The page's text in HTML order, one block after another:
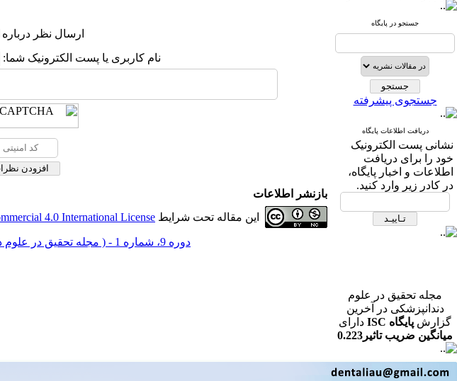
جستجو در پایگاه
جستجوی پیشرفته
دریافت اطلاعات پایگاه
نشانی پست الکترونیک
خود را برای دریافت
اطلاعات و اخبار پایگاه،
در کادر زیر وارد کنید.
مجله تحقیق در علوم
دندانپزشکی در آخرین
گزارش پایگاه ISC
دارای
میانگین ضریب تاثیر0.223
در رشته دندانپزشکی می
ارسال نظر درباره
نام کاربری یا پست الکترونیک شما:
بازنشر اطلاعات
این مقاله تحت شرایط 4.0 International License
دوره 9، شماره 1 - ( مجله تحقیق در علوم دندانپزشکی بهار 1391 )